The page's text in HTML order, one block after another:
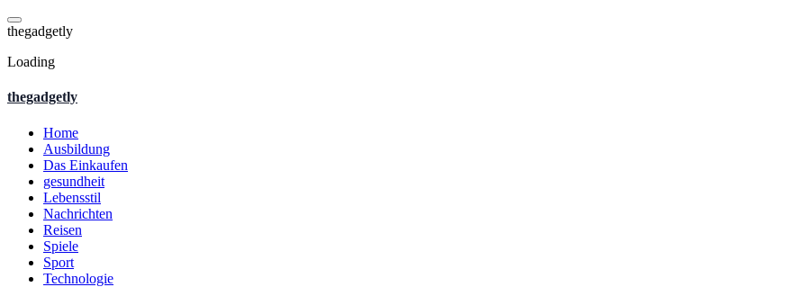
Skip
to
thegadgetly
Loading
thegadgetly
Home
Ausbildung
Das Einkaufen
gesundheit
Lebensstil
Nachrichten
Reisen
Spiele
Sport
Technologie